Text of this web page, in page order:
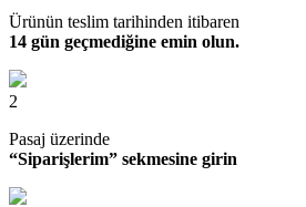
Ürünün teslim tarihinden itibaren
14 gün geçmediğine emin olun.
2
Pasaj üzerinde
“Siparişlerim” sekmesine girin